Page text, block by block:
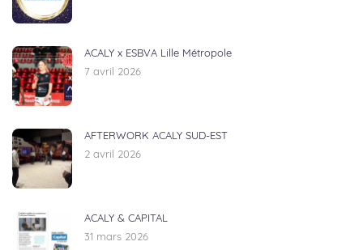
ACALY x ESBVA Lille Métropole
7 avril 2026
AFTERWORK ACALY SUD-EST
2 avril 2026
ACALY & CAPITAL
31 mars 2026